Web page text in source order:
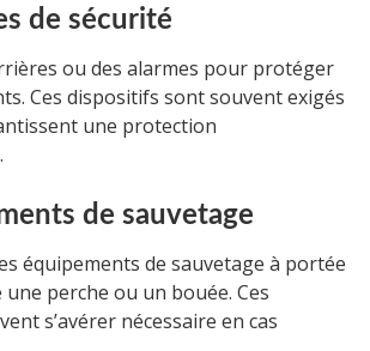
de sécurité
ou des alarmes pour protéger
Ces dispositifs sont souvent exigés
une protection
de sauvetage
équipements de sauvetage à portée
une perche ou un bouée. Ces
s’avérer nécessaire en cas